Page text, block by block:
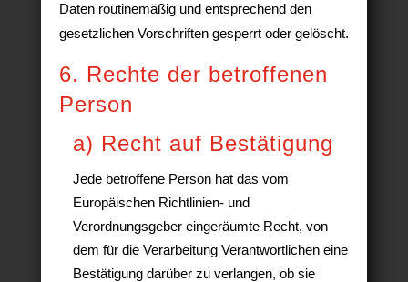
Daten routinemäßig und entsprechend den
gesetzlichen Vorschriften gesperrt oder gelöscht.
6. Rechte der betroffenen
Person
a) Recht auf Bestätigung
Jede betroffene Person hat das vom
Europäischen Richtlinien- und
Verordnungsgeber eingeräumte Recht, von
dem für die Verarbeitung Verantwortlichen eine
Bestätigung darüber zu verlangen, ob sie